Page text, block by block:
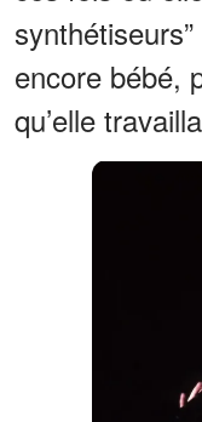
encore bébé,
qu’elle